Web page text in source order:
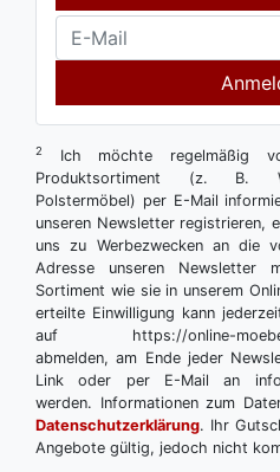
2
Ich möchte regelmäßig
Produktsortiment (z. B.
Polstermöbel) per E-Mail
unseren Newsletter registrieren,
uns zu Werbezwecken an die
Adresse unseren Newsletter
Sortiment wie sie in unserem
erteilte Einwilligung kann
auf https://online-moebel-
abmelden, am Ende jeder
Link oder per E-Mail an
werden. Informationen zum
Datenschutzerklärung. Ihr
Angebote gültig, jedoch nicht